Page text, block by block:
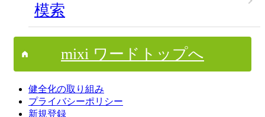
模索
mixi ワードトップへ
健全化の取り組み
プライバシーポリシー
新規登録